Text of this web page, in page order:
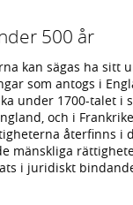
500 år
kan sägas ha sitt
som antogs i
under 1700-talet i
och i
återfinns i
mänskliga
i juridiskt